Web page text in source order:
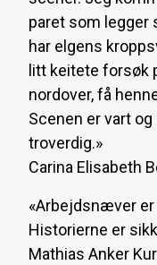
paret som legger
har elgens
litt keitete forsøk
nordover, få
Scenen er vart
troverdig.»
Carina Elisabeth
«Arbejdsnæver
Historierne er
Mathias Anker